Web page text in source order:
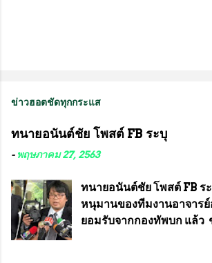
ข่าวฮอตชัดทุกกระแส
ทนายอนันต์ชัย โพสต์ FB ระบุ
- พฤษภาคม 27, 2563
ทนายอนันต์ชัย โพสต์ FB ร
หนุมานของทีมงานอาจารย์
ยอมรับจากกองทัพบก แล้ว
เดช ทนายความชื่อดัง ได้